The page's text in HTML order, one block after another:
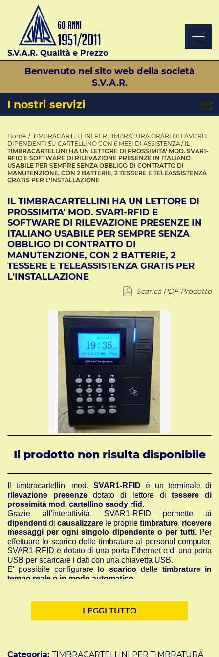
S.V.A.R. Qualità e Prezzo
Benvenuto nel sito web della società
S.V.A.R.
I nostri servizi
Home
TIMBRACARTELLINI PER TIMBRATURA ORARI DI LAVORO
DIPENDENTI SU CARTELLINO CON 6 MESI DI ASSISTENZA IL
TIMBRACARTELLINI HA UN LETTORE DI PROSSIMITA' MOD. SVAR1-
RFID E SOFTWARE DI RILEVAZIONE PRESENZE IN ITALIANO
USABILE PER SEMPRE SENZA OBBLIGO DI CONTRATTO DI
MANUTENZIONE, CON 2 BATTERIE, 2 TESSERE E TELEASSISTENZA
GRATIS PER L'INSTALLAZIONE
IL TIMBRACARTELLINI HA UN LETTORE DI
PROSSIMITA' MOD. SVAR1-RFID E
SOFTWARE DI RILEVAZIONE PRESENZE IN
ITALIANO USABILE PER SEMPRE SENZA
OBBLIGO DI CONTRATTO DI
MANUTENZIONE, CON 2 BATTERIE, 2
TESSERE E TELEASSISTENZA GRATIS PER
L'INSTALLAZIONE
Scarica PDF Prodotto
Il prodotto non risulta disponibile
Il timbracartellini mod.SVAR1-RFID è un terminale di
rilevazione presenzedotato di lettore ditessere di
prossimità mod. cartellino saody rfid.
Grazie all'interattività, SVAR1-RFID permette ai
dipendenti di causalizzare le proprie timbrature, ricevere
messaggi per ogni singolo dipendente o per tutti.Per
effettuare lo scarico delle timbrature al personal computer,
SVAR1-RFID è dotato di una porta Ethernet e di una porta
USB per scaricare i dati con una chiavetta USB.
E' possibile configurare lo scaricodelle timbrature in
tempo reale o in modo automatico
software di gestione delle ore lavorate in
“giustificativa” ed anche immettere unmessaggio per uno
LEGGI TUTTO
Categoria: TIMBRACARTELLINI PER TIMBRATURA